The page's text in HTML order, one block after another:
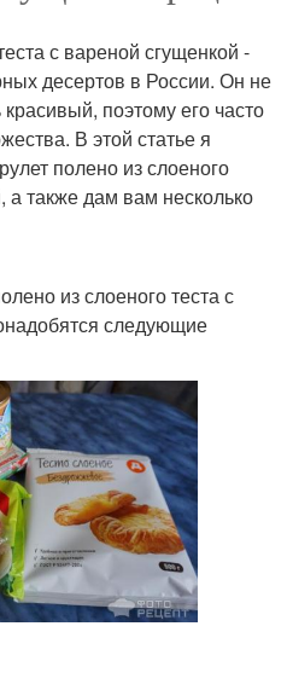
с вареной сгущенкой -
десертов в России. Он не
поэтому его часто
В этой статье я
полено из слоеного
а также дам вам несколько
из слоеного теста с
следующие